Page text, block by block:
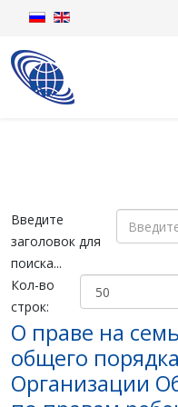
Введите
заголовок для
поиска...
Кол-во
строк:
О праве на
общего
Организации